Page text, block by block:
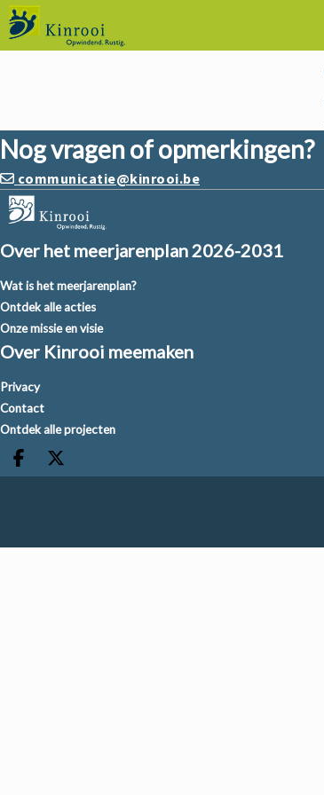
Nog vragen of opmerkingen?
communicatie@kinrooi.be
Over het meerjarenplan 2026-2031
Wat is het meerjarenplan?
Ontdek alle acties
Onze missie en visie
Over Kinrooi meemaken
Privacy
Contact
Ontdek alle projecten
Deel op facebook
Deel op X